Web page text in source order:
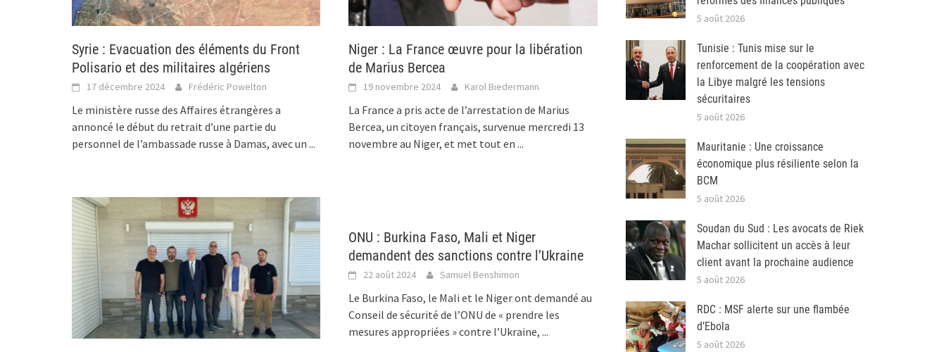
Syrie : Evacuation des éléments du Front
Polisario et des militaires algériens
17 décembre 2024 Frédéric Powelton
Le ministère russe des Affaires étrangères a
annoncé le début du retrait d’une partie du
personnel de l’ambassade russe à Damas, avec un ...
Niger : La France œuvre pour la libération
de Marius Bercea
19 novembre 2024 Karol Biedermann
La France a pris acte de l’arrestation de Marius
Bercea, un citoyen français, survenue mercredi 13
novembre au Niger, et met tout en...
ONU : Burkina Faso, Mali et Niger
demandent des sanctions contre l’Ukraine
22 août 2024 Samuel Benshimon
Le Burkina Faso, le Mali et le Niger ont demandé au
Conseil de sécurité de l’ONU de « prendre les
mesures appropriées » contre l’Ukraine,...
5 août 2026
Tunisie : Tunis mise sur le
renforcement de la coopération avec
la Libye malgré les tensions
sécuritaires
5 août 2026
Mauritanie : Une croissance
économique plus résiliente selon la
BCM
5 août 2026
Soudan du Sud : Les avocats de Riek
Machar sollicitent un accès à leur
client avant la prochaine audience
5 août 2026
RDC : MSF alerte sur une flambée
d’Ebola
5 août 2026